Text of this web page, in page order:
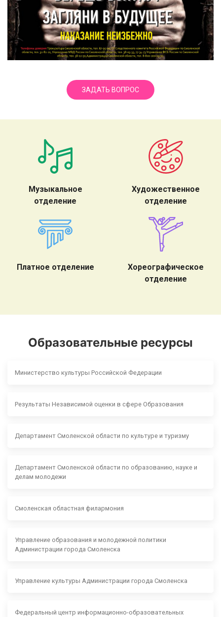
ЗАДАТЬ ВОПРОС
Музыкальное
отделение
Художественное
отделение
Платное отделение
Хореографическое
отделение
Образовательные ресурсы
Министерство культуры Российской Федерации
Результаты Независимой оценки в сфере Образования
Департамент Смоленской области по культуре и туризму
Департамент Смоленской области по образованию, науке и
делам молодежи
Смоленская областная филармония
Управление образования и молодежной политики
Администрации города Смоленска
Управление культуры Администрации города Смоленска
Федеральный центр информационно-образовательных